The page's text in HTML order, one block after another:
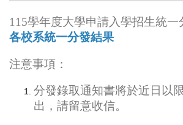
115學年度大學申請入學招生統一
各校系統一分發結果
注意事項：
分發錄取通知書將於近日以
出，請留意收信。